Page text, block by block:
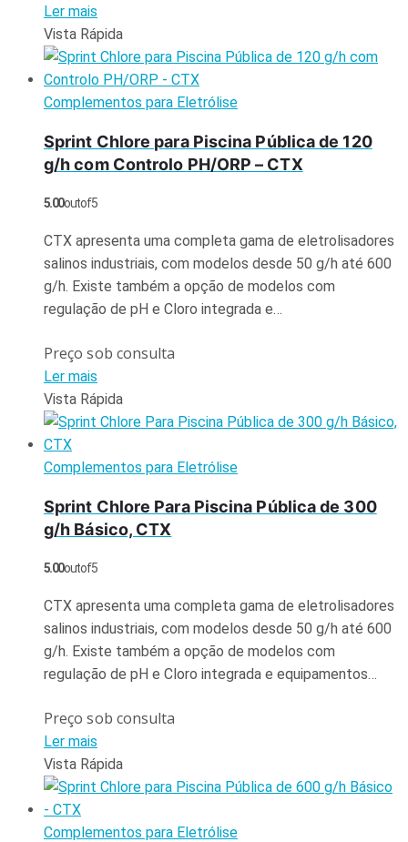
Ler mais
Vista Rápida
Complementos para Eletrólise
Sprint Chlore para Piscina Pública de 120
g/h com Controlo PH/ORP – CTX
5.00out of 5
CTX apresenta uma completa gama de eletrolisadores
salinos industriais, com modelos desde 50 g/h até 600
g/h. Existe também a opção de modelos com
regulação de pH e Cloro integrada e…
Preço sob consulta
Ler mais
Vista Rápida
Complementos para Eletrólise
Sprint Chlore Para Piscina Pública de 300
g/h Básico, CTX
5.00out of 5
CTX apresenta uma completa gama de eletrolisadores
salinos industriais, com modelos desde 50 g/h até 600
g/h. Existe também a opção de modelos com
regulação de pH e Cloro integrada e equipamentos…
Preço sob consulta
Ler mais
Vista Rápida
Complementos para Eletrólise